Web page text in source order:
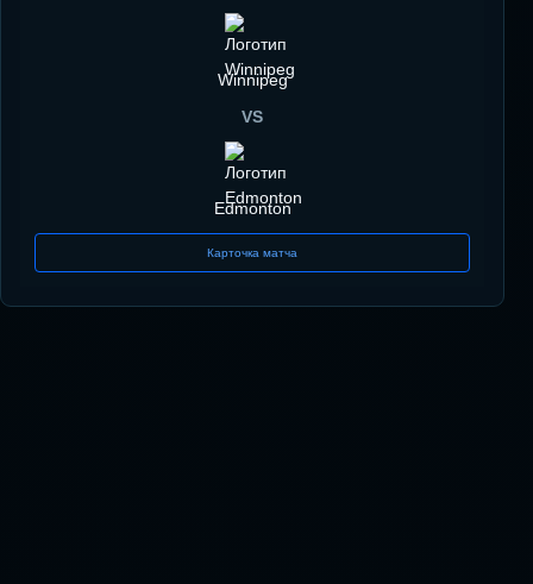
Winnipeg
VS
Edmonton
Карточка матча